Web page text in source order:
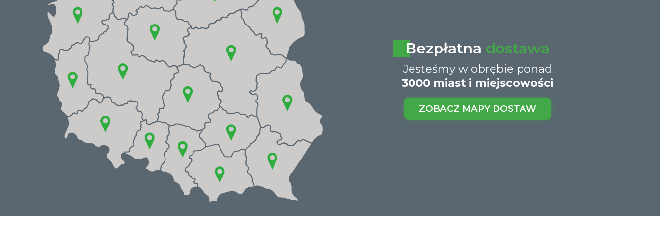
Bezpłatna dostawa
Jesteśmy w obrębie ponad
3000 miast i miejscowości
ZOBACZ MAPY DOSTAW